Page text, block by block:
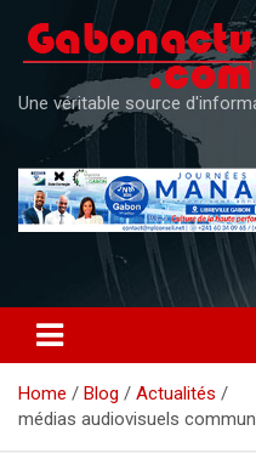
content
Une véritable source
Home Blog
Actualités
médias audiovisuels